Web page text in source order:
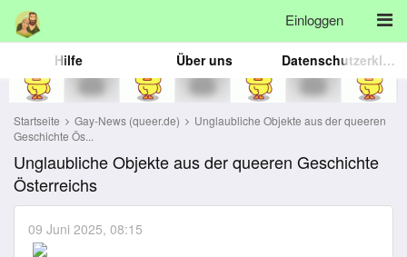
Einloggen
Hilfe Über uns Datenschutzerklärung
Startseite Gay-News (queer.de)
Unglaubliche Objekte aus der queeren
Geschichte Ös...
Unglaubliche Objekte aus der queeren Geschichte
Österreichs
09 Juni 2025, 08:15